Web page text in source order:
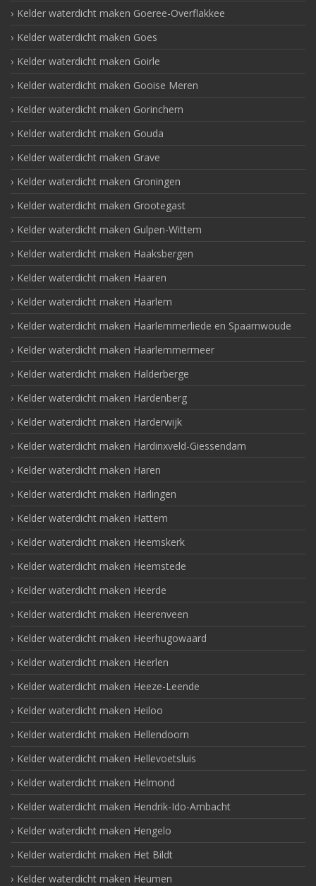
Kelder waterdicht maken Goeree-Overflakkee
Kelder waterdicht maken Goes
Kelder waterdicht maken Goirle
Kelder waterdicht maken Gooise Meren
Kelder waterdicht maken Gorinchem
Kelder waterdicht maken Gouda
Kelder waterdicht maken Grave
Kelder waterdicht maken Groningen
Kelder waterdicht maken Grootegast
Kelder waterdicht maken Gulpen-Wittem
Kelder waterdicht maken Haaksbergen
Kelder waterdicht maken Haaren
Kelder waterdicht maken Haarlem
Kelder waterdicht maken Haarlemmerliede en Spaarnwoude
Kelder waterdicht maken Haarlemmermeer
Kelder waterdicht maken Halderberge
Kelder waterdicht maken Hardenberg
Kelder waterdicht maken Harderwijk
Kelder waterdicht maken Hardinxveld-Giessendam
Kelder waterdicht maken Haren
Kelder waterdicht maken Harlingen
Kelder waterdicht maken Hattem
Kelder waterdicht maken Heemskerk
Kelder waterdicht maken Heemstede
Kelder waterdicht maken Heerde
Kelder waterdicht maken Heerenveen
Kelder waterdicht maken Heerhugowaard
Kelder waterdicht maken Heerlen
Kelder waterdicht maken Heeze-Leende
Kelder waterdicht maken Heiloo
Kelder waterdicht maken Hellendoorn
Kelder waterdicht maken Hellevoetsluis
Kelder waterdicht maken Helmond
Kelder waterdicht maken Hendrik-Ido-Ambacht
Kelder waterdicht maken Hengelo
Kelder waterdicht maken Het Bildt
Kelder waterdicht maken Heumen